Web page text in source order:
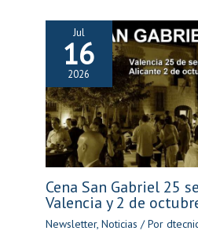
Jul
16
2026
Cena San Gabriel 25
Valencia y 2 de
Newsletter, Noticias / Por